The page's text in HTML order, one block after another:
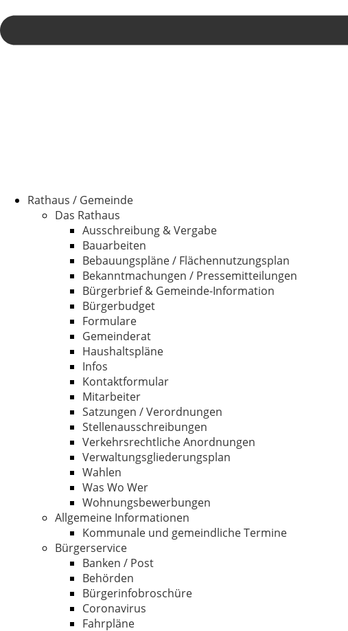
Rathaus / Gemeinde
Das Rathaus
Ausschreibung & Vergabe
Bauarbeiten
Bebauungspläne / Flächennutzungsplan
Bekanntmachungen / Pressemitteilungen
Bürgerbrief & Gemeinde-Information
Bürgerbudget
Formulare
Gemeinderat
Haushaltspläne
Infos
Kontaktformular
Mitarbeiter
Satzungen / Verordnungen
Stellenausschreibungen
Verkehrsrechtliche Anordnungen
Verwaltungsgliederungsplan
Wahlen
Was Wo Wer
Wohnungsbewerbungen
Allgemeine Informationen
Kommunale und gemeindliche Termine
Bürgerservice
Banken / Post
Behörden
Bürgerinfobroschüre
Coronavirus
Fahrpläne